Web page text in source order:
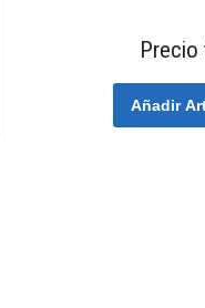
Precio
Añadir